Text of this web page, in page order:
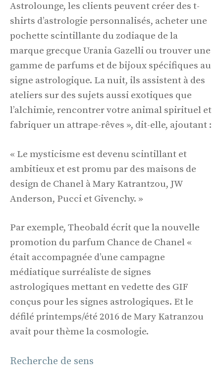
Astrolounge, les clients peuvent créer des t-
shirts d’astrologie personnalisés, acheter une
pochette scintillante du zodiaque de la
marque grecque Urania Gazelli ou trouver une
gamme de parfums et de bijoux spécifiques au
signe astrologique. La nuit, ils assistent à des
ateliers sur des sujets aussi exotiques que
l’alchimie, rencontrer votre animal spirituel et
fabriquer un attrape-rêves », dit-elle, ajoutant :
« Le mysticisme est devenu scintillant et
ambitieux et est promu par des maisons de
design de Chanel à Mary Katrantzou, JW
Anderson, Pucci et Givenchy. »
Par exemple, Theobald écrit que la nouvelle
promotion du parfum Chance de Chanel «
était accompagnée d’une campagne
médiatique surréaliste de signes
astrologiques mettant en vedette des GIF
conçus pour les signes astrologiques. Et le
défilé printemps/été 2016 de Mary Katranzou
avait pour thème la cosmologie.
Recherche de sens